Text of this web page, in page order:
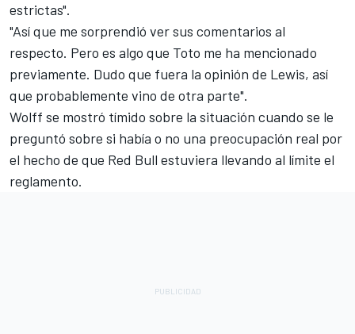
estrictas".
"Así que me sorprendió ver sus comentarios al
respecto. Pero es algo que Toto me ha mencionado
previamente. Dudo que fuera la opinión de Lewis, así
que probablemente vino de otra parte".
Wolff se mostró tímido sobre la situación cuando se le
preguntó sobre si había o no una preocupación real por
el hecho de que Red Bull estuviera llevando al límite el
reglamento.